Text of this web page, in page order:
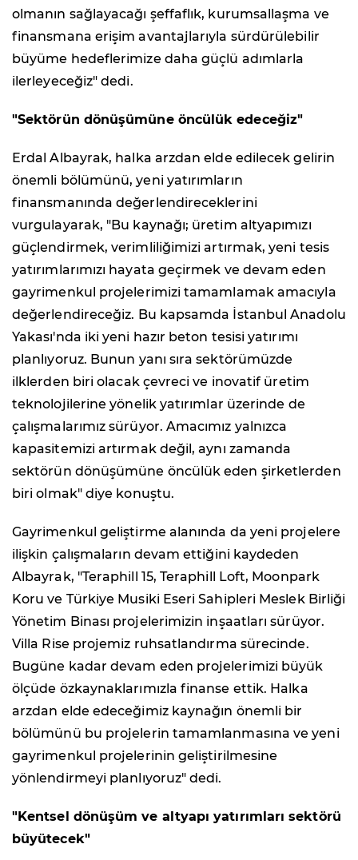
olmanın sağlayacağı şeffaflık, kurumsallaşma ve
finansmana erişim avantajlarıyla sürdürülebilir
büyüme hedeflerimize daha güçlü adımlarla
ilerleyeceğiz" dedi.
"Sektörün dönüşümüne öncülük edeceğiz"
Erdal Albayrak, halka arzdan elde edilecek gelirin
önemli bölümünü, yeni yatırımların
finansmanında değerlendireceklerini
vurgulayarak, "Bu kaynağı; üretim altyapımızı
güçlendirmek, verimliliğimizi artırmak, yeni tesis
yatırımlarımızı hayata geçirmek ve devam eden
gayrimenkul projelerimizi tamamlamak amacıyla
değerlendireceğiz. Bu kapsamda İstanbul Anadolu
Yakası'nda iki yeni hazır beton tesisi yatırımı
planlıyoruz. Bunun yanı sıra sektörümüzde
ilklerden biri olacak çevreci ve inovatif üretim
teknolojilerine yönelik yatırımlar üzerinde de
çalışmalarımız sürüyor. Amacımız yalnızca
kapasitemizi artırmak değil, aynı zamanda
sektörün dönüşümüne öncülük eden şirketlerden
biri olmak" diye konuştu.
Gayrimenkul geliştirme alanında da yeni projelere
ilişkin çalışmaların devam ettiğini kaydeden
Albayrak, "Teraphill 15, Teraphill Loft, Moonpark
Koru ve Türkiye Musiki Eseri Sahipleri Meslek Birliği
Yönetim Binası projelerimizin inşaatları sürüyor.
Villa Rise projemiz ruhsatlandırma sürecinde.
Bugüne kadar devam eden projelerimizi büyük
ölçüde özkaynaklarımızla finanse ettik. Halka
arzdan elde edeceğimiz kaynağın önemli bir
bölümünü bu projelerin tamamlanmasına ve yeni
gayrimenkul projelerinin geliştirilmesine
yönlendirmeyi planlıyoruz" dedi.
"Kentsel dönüşüm ve altyapı yatırımları sektörü
büyütecek"